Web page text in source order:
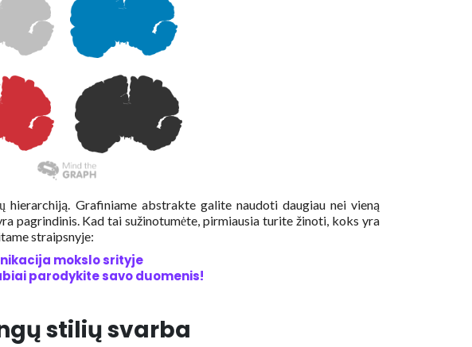
hierarchiją. Grafiniame abstrakte galite naudoti daugiau nei vieną
pagrindinis. Kad tai sužinotumėte, pirmiausia turite žinoti, koks yra
straipsnyje:
mokslo srityje
parodykite savo duomenis!
stilių svarba